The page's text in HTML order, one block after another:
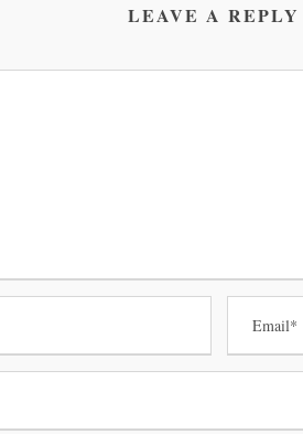
LEAVE A REPLY